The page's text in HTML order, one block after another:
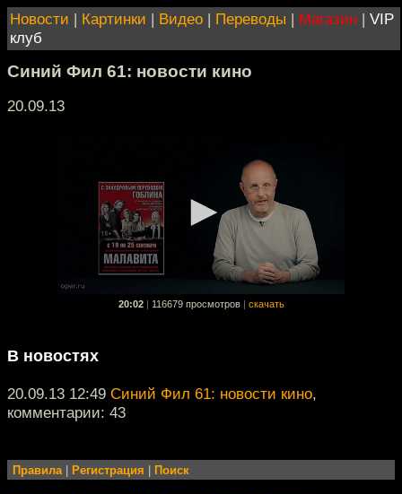
Новости | Картинки | Видео | Переводы | Магазин | VIP
клуб
Синий Фил 61: новости кино
20.09.13
20:02 116679 просмотров скачать
В новостях
20.09.13 12:49 Синий Фил 61: новости кино,
комментарии: 43
Правила| Регистрация Поиск